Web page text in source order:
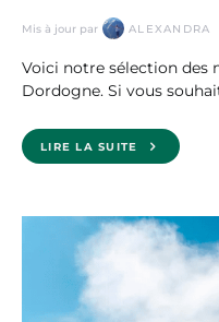
Mis à jour par ALEXANDRA
Voici notre sélection des
Dordogne. Si vous
LIRE LA SUITE